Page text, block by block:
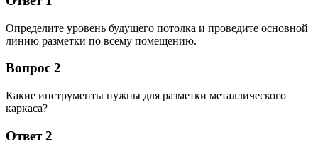
Определите уровень будущего потолка и проведите основной
линию разметки по всему помещению.
Вопрос 2
Какие инструменты нужны для разметки металлического
каркаса?
Ответ 2